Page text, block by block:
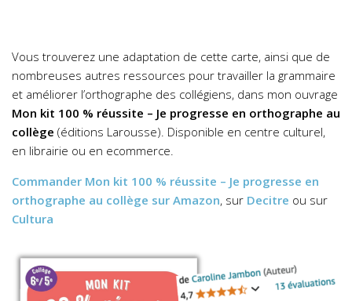
Vous trouverez une adaptation de cette carte, ainsi que de
nombreuses autres ressources pour travailler la grammaire
et améliorer l’orthographe des collégiens, dans mon ouvrage
Mon kit 100 % réussite – Je progresse en orthographe au
collège (éditions Larousse). Disponible en centre culturel,
en librairie ou en ecommerce.
Commander Mon kit 100 % réussite – Je progresse en
orthographe au collège sur Amazon, sur Decitre ou sur
Cultura